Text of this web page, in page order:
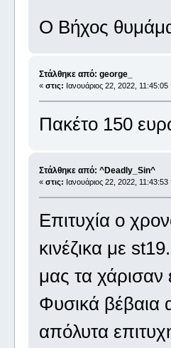
Ο Βήχος
Στάλθηκε από: george_
« στις: Ιανουάριος 22, 2022,
Πακέτο 150
Στάλθηκε από: ^Deadly_Sin^
« στις: Ιανουάριος 22, 2022,
Επιτυχία ο
κινέζικα με
μας τα χάρισαν
Φυσικά βέβαια
απόλυτα